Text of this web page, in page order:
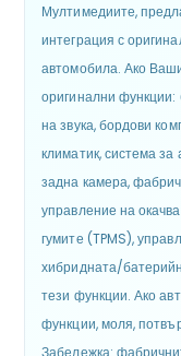
Мултимедиите,
интеграция с
автомобила. Ако
оригинални
на звука, бордови
климатик, система
задна камера,
управление на
гумите (TPMS),
хибридната/
тези функции. Ако
функции, моля,
Забележка: